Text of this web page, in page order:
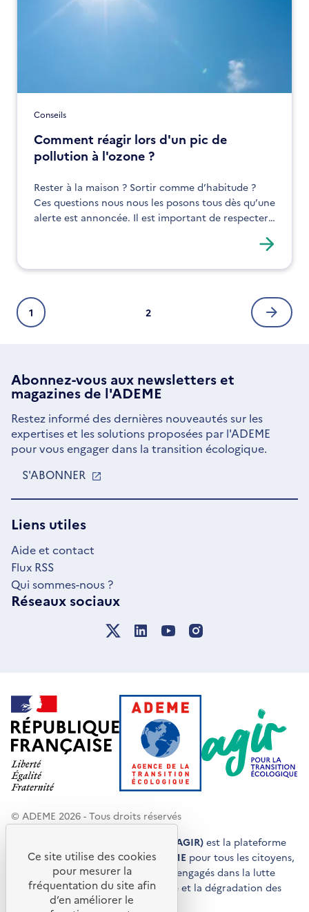
Conseils
Comment réagir lors d'un pic de
pollution à l'ozone ?
Rester à la maison ? Sortir comme d’habitude ?
Ces questions nous nous les posons tous dès qu’une
alerte est annoncée. Il est important de respecter
Pagination
Page
courante
1 Page
2 Page
Abonnez-vous aux newsletterset
magazines de l'ADEME
Restez informé des dernières nouveautés sur les
expertises et les solutions proposées par l'ADEME
pour vous engager dans la transition écologique.
S'ABONNER
UNE
Liens utiles
Aide et contact
Flux RSS
Qui sommes-nous ?
Réseaux sociaux
© ADEME 2026 - Tous droits réservés
Agir pour la transition écologique (AGIR) est la plateforme
de conseils et de services de l'ADEME pour tous les citoyens,
acteurs économiques et territoires engagés dans la lutte
contre le réchauffement climatique et la dégradation des
ressources.
Ce site utilise des cookies
pour mesurer la
fréquentation du site afin
d’en améliorer le